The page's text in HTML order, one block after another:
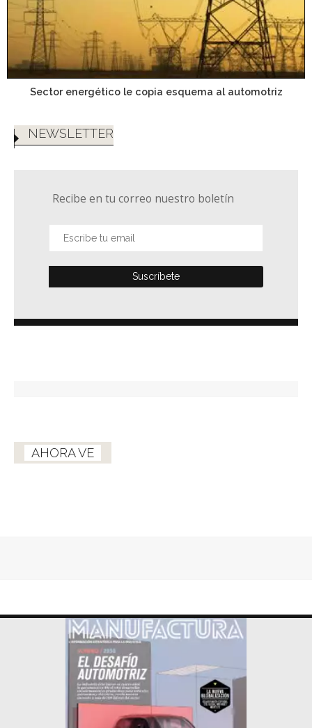
Sector energético le copia esquema al automotriz
NEWSLETTER
Recibe en tu correo nuestro boletín
AHORA VE